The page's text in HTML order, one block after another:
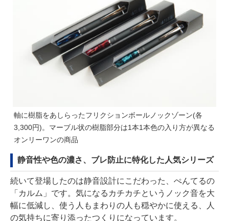
軸に樹脂をあしらったフリクションボールノックゾーン(各
3,300円)。マーブル状の樹脂部分は1本1本色の入り方が異なる
オンリーワンの商品
静音性や色の濃さ、ブレ防止に特化した人気シリーズ
続いて登場したのは静音設計にこだわった、ぺんてるの
「カルム」です。気になるカチカチというノック音を大
幅に低減し、使う人もまわりの人も穏やかに使える、人
の気持ちに寄り添ったつくりになっています。